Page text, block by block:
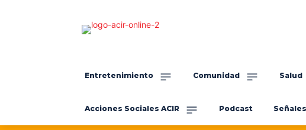
Entretenimiento Comunidad Salud
Acciones Sociales ACIR Podcast